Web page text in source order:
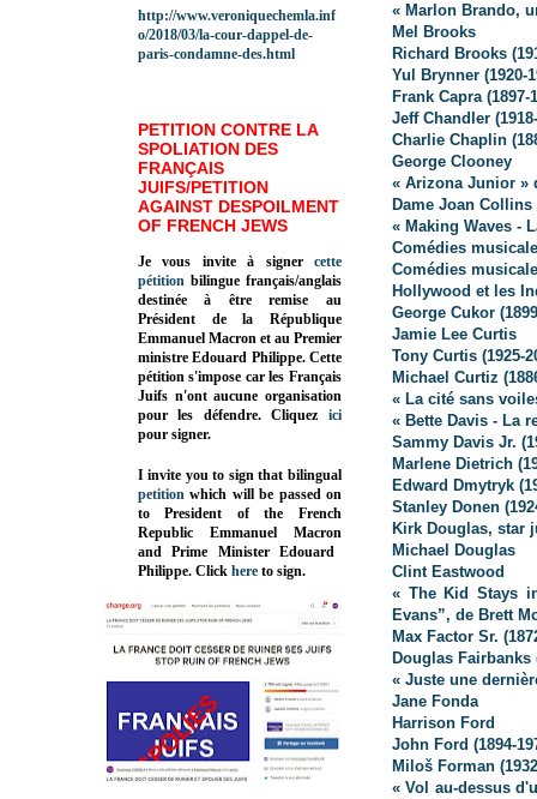
« Marlon Brando,
Mel Brooks
Richard Brooks
Yul Brynner (1920-
Frank Capra (1897-
Jeff Chandler
Charlie Chaplin
George Clooney
« Arizona Junior »
Dame Joan Collins
« Making Waves -
Comédies
Comédies
Hollywood et les
George Cukor
Jamie Lee Curtis
Tony Curtis (1925-
Michael Curtiz
« La cité sans
« Bette Davis - La
Sammy Davis Jr.
Marlene Dietrich
Edward Dmytryk
Stanley Donen
Kirk Douglas, star
Michael Douglas
Clint Eastwood
« The Kid Stays
Evans”, de Brett
Max Factor Sr.
Douglas Fairbanks
« Juste une
Jane Fonda
Harrison Ford
John Ford (1894-
Miloš Forman
« Vol au-dessus
http://www.veroniquechemla.inf
o/2018/03/la-cour-dappel-de-
paris-condamne-des.html
PETITION CONTRE LA
SPOLIATION DES
FRANÇAIS
JUIFS/PETITION
AGAINST DESPOILMENT
OF FRENCH JEWS
Je vous invite à signer cette
pétition bilingue français/anglais
destinée à être remise au
Président de la République
Emmanuel Macron et au Premier
ministre Edouard Philippe. Cette
pétition s'impose car les Français
Juifs n'ont aucune organisation
pour les défendre. Cliquez
ici
pour signer.
I invite you to sign that bilingual
petition which will be passed on
to President of the French
Republic Emmanuel Macron
and Prime MinisterEdouard
Philippe. Click here to sign.